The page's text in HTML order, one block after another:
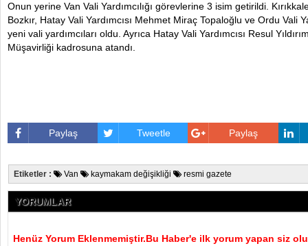
Onun yerine Van Vali Yardımcılığı görevlerine 3 isim getirildi.
Bozkır, Hatay Vali Yardımcısı Mehmet Miraç Topaloğlu ve Ordu Vali
yeni vali yardımcıları oldu. Ayrıca Hatay Vali Yardımcısı Resul
Müşavirliği kadrosuna atandı.
Paylaş Tweetle Paylaş
Etiketler : Van kaymakam değişikliği resmi gazete
YORUMLAR
Henüz Yorum Eklenmemiştir.Bu Haber'e ilk yorum yapan siz